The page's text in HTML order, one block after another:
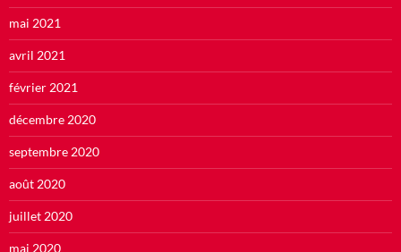
mai 2021
avril 2021
février 2021
décembre 2020
septembre 2020
août 2020
juillet 2020
mai 2020